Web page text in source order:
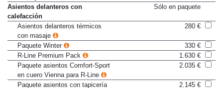
lumbar ajustable
Asientos delanteros con
calefacción
Asientos delanteros térmicos
con masaje
Paquete Winter
330 €
R-Line Premium Pack
1.630 €
Paquete asientos Comfort-Sport
en cuero Vienna para R-Line